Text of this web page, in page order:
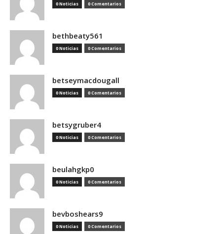
0 Noticias 0 Comentarios
bethbeaty561
0 Noticias 0 Comentarios
betseymacdougall
0 Noticias 0 Comentarios
betsygruber4
0 Noticias 0 Comentarios
beulahgkp0
0 Noticias 0 Comentarios
bevboshears9
0 Noticias 0 Comentarios